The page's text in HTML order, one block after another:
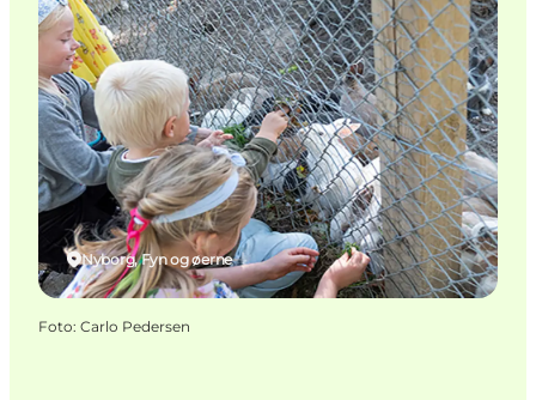
Outdoor
Mad og drikke
Overnatning
Book lokale oplevelser
Nyborg, Fyn og øerne
Foto: Carlo Pedersen